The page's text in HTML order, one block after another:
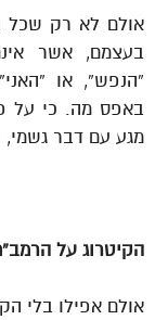
אולם לא רק שכל
בעצמם, אשר
“הנפש”, או
באפס מה. כי על
מגע עם דבר גשמי,
הקיטרוג על
אולם אפילו בלי